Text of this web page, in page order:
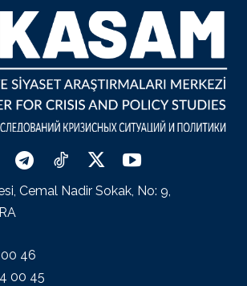
Cemal Nadir Sokak, No: 9,
00 46
00 45